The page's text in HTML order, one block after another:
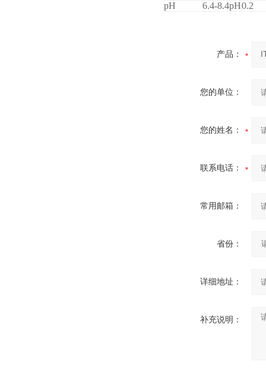
pH
6.4-8.4pH0.2
产品：
您的单位：
您的姓名：
联系电话：
常用邮箱：
省份：
详细地址：
补充说明：